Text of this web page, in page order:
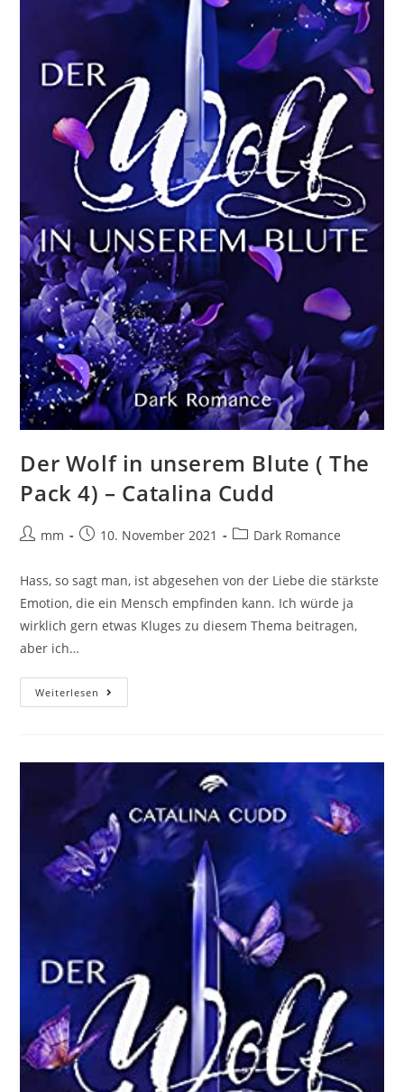
Der Wolf in unserem Blute ( The
Pack 4) – Catalina Cudd
mm 10. November 2021 Dark Romance
Hass, so sagt man, ist abgesehen von der Liebe die stärkste
Emotion, die ein Mensch empfinden kann. Ich würde ja
wirklich gern etwas Kluges zu diesem Thema beitragen,
aber ich…
Weiterlesen